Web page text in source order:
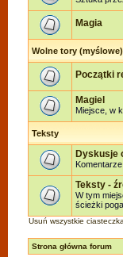
Magia
Wolne tory (myślowe)
Początki
Magiel
Miejsce, w
Teksty
Dyskusje
Teksty -
W tym
ścieżki
Usuń wszystkie ciasteczka
Strona główna forum